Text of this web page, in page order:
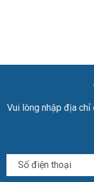
Vui lòng nhập địa